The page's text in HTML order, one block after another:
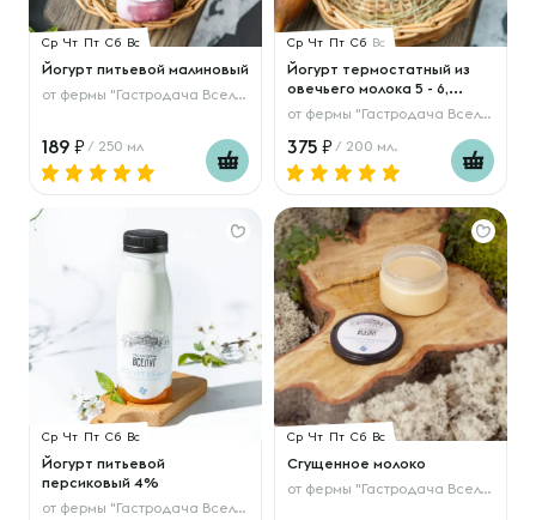
Ср Чт Пт Сб Вс
Йогурт питьевой малиновый
от фермы "Гастродача Вселуг"
189 / 250 мл
Ср Чт Пт Сб Вс
Йогурт термостатный из
овечьего молока 5 - 6,...
от фермы "Гастродача Вселуг"
375 / 200 мл.
Ср Чт Пт Сб Вс
Йогурт питьевой
персиковый 4%
от фермы "Гастродача Вселуг"
Ср Чт Пт Сб Вс
Сгущенное молоко
от фермы "Гастродача Вселуг"